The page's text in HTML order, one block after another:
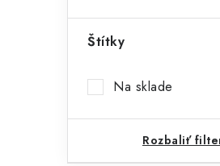
Štítky
Na sklade
Rozbaliť